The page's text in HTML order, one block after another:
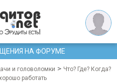
НА ФОРУМЕ
и головоломки > Что? Где? Когда?
работать